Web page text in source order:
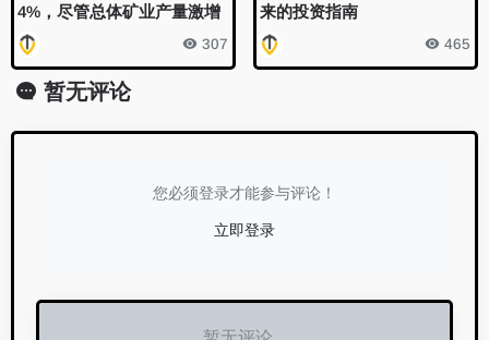
4%，尽管总体矿业产量激增
307
来的投资指南
465
暂无评论
您必须登录才能参与评论！
立即登录